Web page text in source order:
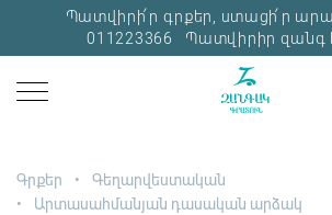
Պատվիրի՛ր գրքեր, ստացի՛ր
011223366
Պատվիրիր զանգ
Գրքեր
Գեղարվեստական
Արտասահմանյան դասական արձակ